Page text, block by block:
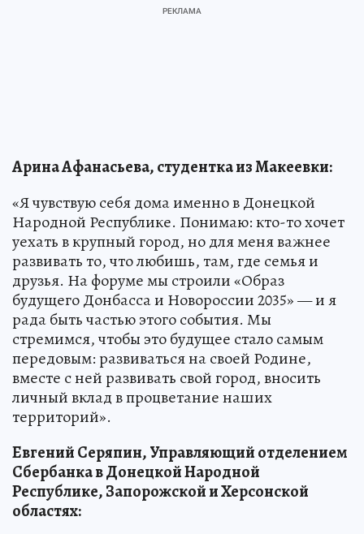
Арина Афанасьева, студентка из Макеевки:
«Я чувствую себя дома именно в Донецкой
Народной Республике. Понимаю: кто-то хочет
уехать в крупный город, но для меня важнее
развивать то, что любишь, там, где семья и
друзья. На форуме мы строили «Образ
будущего Донбасса и Новороссии 2035» — и я
рада быть частью этого события. Мы
стремимся, чтобы это будущее стало самым
передовым: развиваться на своей Родине,
вместе с ней развивать свой город, вносить
личный вклад в процветание наших
территорий».
Евгений Серяпин, Управляющий отделением
Сбербанка в Донецкой Народной
Республике, Запорожской и Херсонской
областях: